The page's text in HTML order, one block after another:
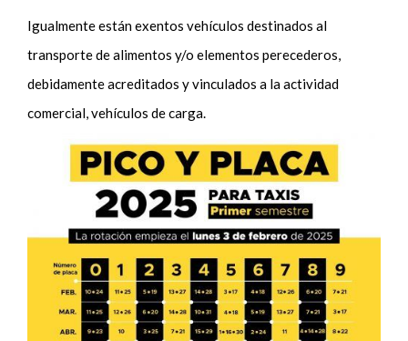
Igualmente están exentos vehículos destinados al
transporte de alimentos y/o elementos perecederos,
debidamente acreditados y vinculados a la actividad
comercial, vehículos de carga.